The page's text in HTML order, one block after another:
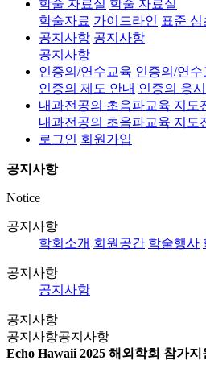
학술 자료실 학술 자료실
학술자료 가이드라인 표준
공지사항 공지사항
공지사항
인증의/연수교육 인증의/연수
인증의 제도 안내 인증의 응
내과전공의 초음파교육 지도
내과전공의 초음파교육 지도
로그인 회원가입
공지사항
Notice
공지사항
학회소개 회원공간 학술행사
공지사항
공지사항
공지사항
공지사항공지사항
Echo Hawaii 2025 해외학회 참가지